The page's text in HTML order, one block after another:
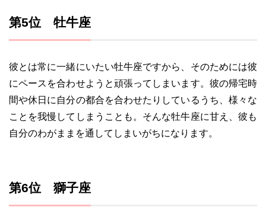
第5位 牡牛座
彼とは常に一緒にいたい牡牛座ですから、そのためには彼
にペースを合わせようと頑張ってしまいます。彼の帰宅時
間や休日に自分の都合を合わせたりしているうち、様々な
ことを我慢してしまうことも。そんな牡牛座に甘え、彼も
自分のわがままを通してしまいがちになります。
第6位 獅子座